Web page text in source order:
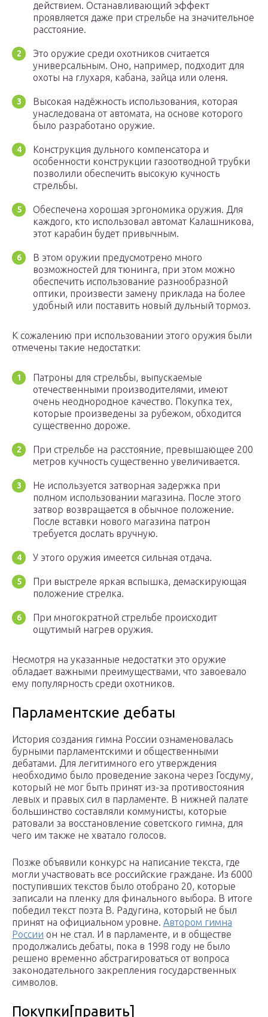
действием. Останавливающий эффект
проявляется даже при стрельбе на значительное
расстояние.
Это оружие среди охотников считается
универсальным. Оно, например, подходит для
охоты на глухаря, кабана, зайца или оленя.
Высокая надёжность использования, которая
унаследована от автомата, на основе которого
было разработано оружие.
Конструкция дульного компенсатора и
особенности конструкции газоотводной трубки
позволили обеспечить высокую кучность
стрельбы.
Обеспечена хорошая эргономика оружия. Для
каждого, кто использовал автомат Калашникова,
этот карабин будет привычным.
В этом оружии предусмотрено много
возможностей для тюнинга, при этом можно
обеспечить использование разнообразной
оптики, произвести замену приклада на более
удобный или поставить новый дульный тормоз.
К сожалению при использовании этого оружия были
отмечены такие недостатки:
Патроны для стрельбы, выпускаемые
отечественными производителями, имеют
очень неоднородное качество. Покупка тех,
которые произведены за рубежом, обходится
существенно дороже.
При стрельбе на расстояние, превышающее 200
метров кучность существенно увеличивается.
Не используется затворная задержка при
полном использовании магазина. После этого
затвор возвращается в обычное положение.
После вставки нового магазина патрон
требуется дослать вручную.
У этого оружия имеется сильная отдача.
При выстреле яркая вспышка, демаскирующая
положение стрелка.
При многократной стрельбе происходит
ощутимый нагрев оружия.
Несмотря на указанные недостатки это оружие
обладает важными преимуществами, что завоевало
ему популярность среди охотников.
Парламентские дебаты
История создания гимна России ознаменовалась
бурными парламентскими и общественными
дебатами. Для легитимного его утверждения
необходимо было проведение закона через Госдуму,
который не мог быть принят из-за противостояния
левых и правых сил в парламенте. В нижней палате
большинство составляли коммунисты, которые
ратовали за восстановление советского гимна, для
чего им также не хватало голосов.
Позже объявили конкурс на написание текста, где
могли участвовать все российские граждане. Из 6000
поступивших текстов было отобрано 20, которые
записали на пленку для финального выбора. В итоге
победил текст поэта В. Радугина, который не был
принят на официальном уровне. Автором гимна
России он не стал. И в парламенте, и в обществе
продолжались дебаты, пока в 1998 году не было
решено временно абстрагироваться от вопроса
законодательного закрепления государственных
символов.
Покупки[править]